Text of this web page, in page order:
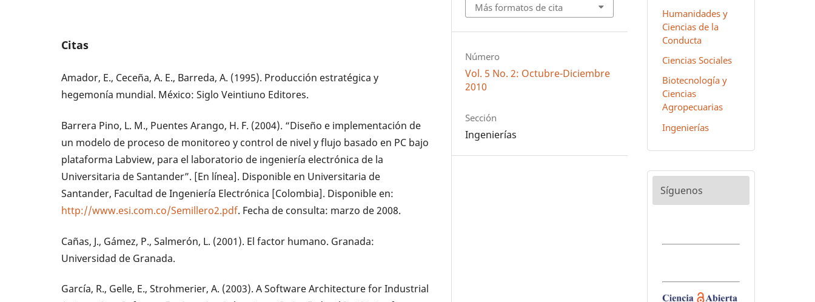
Citas
Amador, E., Ceceña, A. E., Barreda, A. (1995). Producción estratégica y
hegemonía mundial. México: Siglo Veintiuno Editores.
Barrera Pino, L. M., Puentes Arango, H. F. (2004). “Diseño e implementación de
un modelo de proceso de monitoreo y control de nivel y flujo basado en PC bajo
plataforma Labview, para el laboratorio de ingeniería electrónica de la
Universitaria de Santander”. [En línea]. Disponible en Universitaria de
Santander, Facultad de Ingeniería Electrónica [Colombia]. Disponible en:
http://www.esi.com.co/Semillero2.pdf. Fecha de consulta: marzo de 2008.
Cañas, J., Gámez, P., Salmerón, L. (2001). El factor humano. Granada:
Universidad de Granada.
García, R., Gelle, E., Strohmerier, A. (2003). A Software Architecture for Industrial
Más formatos de cita
Número
Vol. 5 No. 2: Octubre-Diciembre
2010
Sección
Ingenierías
Humanidades y
Ciencias de la
Conducta
Ciencias Sociales
Biotecnología y
Ciencias
Agropecuarias
Ingenierías
Síguenos